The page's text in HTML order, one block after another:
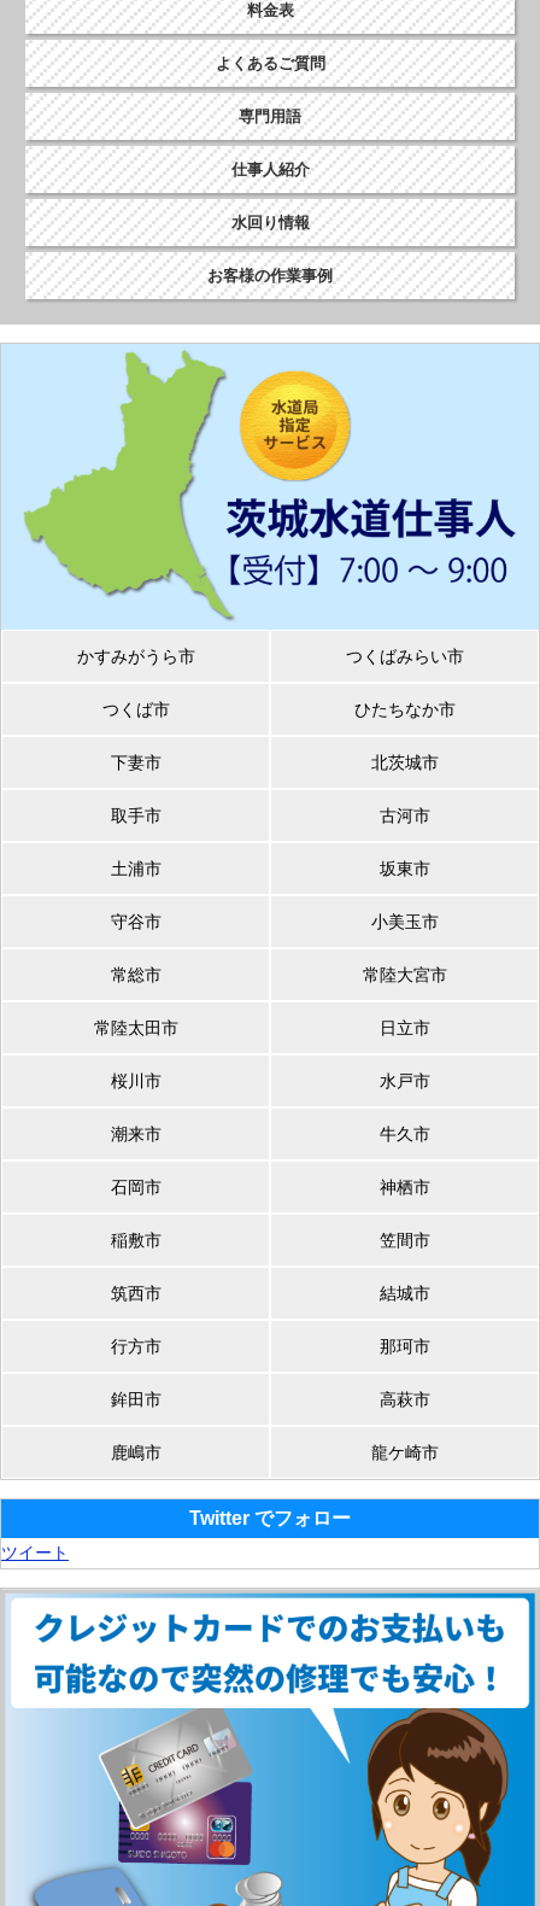
料金表
よくあるご質問
専門用語
仕事人紹介
水回り情報
お客様の作業事例
かすみがうら市 つくばみらい市
つくば市 ひたちなか市
下妻市 北茨城市
取手市 古河市
土浦市 坂東市
守谷市 小美玉市
常総市 常陸大宮市
常陸太田市 日立市
桜川市 水戸市
潮来市 牛久市
石岡市 神栖市
稲敷市 笠間市
筑西市 結城市
行方市 那珂市
鉾田市 高萩市
鹿嶋市 龍ケ崎市
Twitter でフォロー
ツイート